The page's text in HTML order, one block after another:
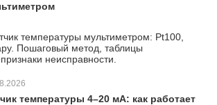
температуры мультиметром: Pt100,
Пошаговый метод, таблицы
неисправности.
температуры 4–20 мА: как работает